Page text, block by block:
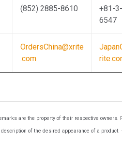
(852) 2885-8610
+81-
6547
OrdersChina@xrite
.com
are the property of their respective owners.
of the desired appearance of a product.